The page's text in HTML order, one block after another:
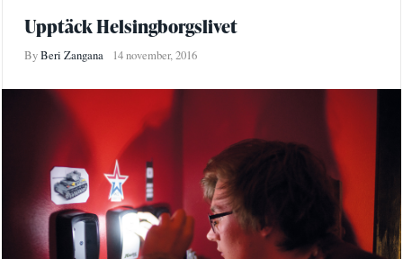
Upptäck Helsingborgslivet
ByBeri Zangana 14 november, 2016